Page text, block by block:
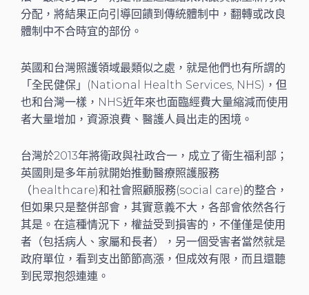
分配，將結果正向引導回饋到傳統體制中，翻轉或改良
體制中不合時宜的部份。
英國和台灣照護領域最類似之處，就是他們也有所謂的
「全民健保」(National Health Services, NHS)，但
也和台灣一樣，NHS近年來也面臨經費大量縮減而使用
者大量增加，資源浪費、醫護人員出走的困境。
台灣於2013年將衛政與社政合一，成立了衛生福利部；
英國則是多年前就開始推動醫療照護服務
（healthcare)和社會照顧服務(social care)的整合，
但如果只是整併部會，其實意義不大，各部會依然各行
其是。在這種情況下，權益受到損害的，不僅僅是使用
者（包括病人、家屬和長者），另一個受害者當然就是
政府單位，看到支出節節高漲，但成效有限，而且還聽
到民眾抱怨連連。